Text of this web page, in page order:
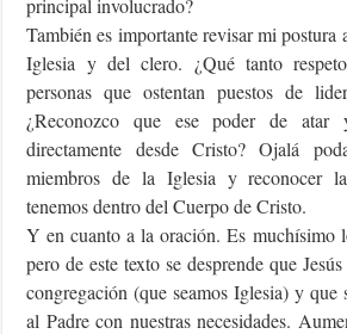
principal involucrado?
También es importante revisar mi postura
Iglesia y del clero. ¿Qué tanto
personas que ostentan puestos de
¿Reconozco que ese poder de atar
directamente desde Cristo? Ojalá
miembros de la Iglesia y reconocer
tenemos dentro del Cuerpo de Cristo.
Y en cuanto a la oración. Es muchísimo
pero de este texto se desprende que
congregación (que seamos Iglesia) y que
al Padre con nuestras necesidades.